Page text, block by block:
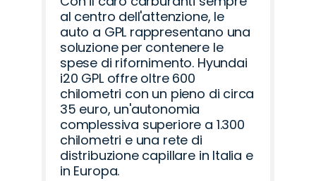
al centro dell'attenzione, le
auto a GPL rappresentano una
soluzione per contenere le
spese di rifornimento. Hyundai
i20 GPL offre oltre 600
chilometri con un pieno di circa
35 euro, un'autonomia
complessiva superiore a 1.300
chilometri e una rete di
distribuzione capillare in Italia e
in Europa.